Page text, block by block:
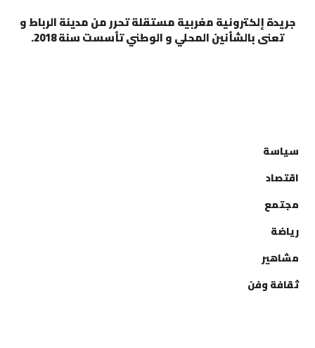
جريدة إلكترونية مغربية مستقلة تحرر من مدينة الرباط و
تعنى بالشأنين المحلي و الوطني تأسست سنة 2018.
سياسة
اقتصاد
مجتمع
رياضة
مشاهير
ثقافة وفن